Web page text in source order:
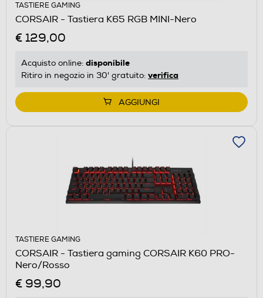
TASTIERE GAMING
CORSAIR - Tastiera K65 RGB MINI-Nero
€ 129,00
Acquisto online: disponibile
Ritiro in negozio in 30' gratuito: verifica
AGGIUNGI
TASTIERE GAMING
CORSAIR - Tastiera gaming CORSAIR K60 PRO-
Nero/Rosso
€ 99,90